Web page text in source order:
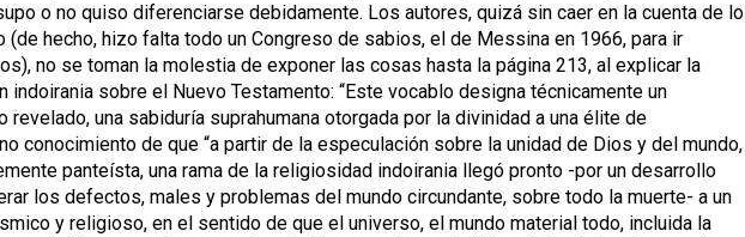
o no quiso diferenciarse debidamente. Los autores, quizá sin caer en la cuenta de lo
(de hecho, hizo falta todo un Congreso de sabios, el de Messina en 1966, para ir
no se toman la molestia de exponer las cosas hasta la página 213, al explicar la
indoirania sobre el Nuevo Testamento: “Este vocablo designa técnicamente un
una sabiduría suprahumana otorgada por la divinidad a una élite de
conocimiento de que “a partir de la especulación sobre la unidad de Dios y del mundo,
panteísta, una rama de la religiosidad indoirania llegó pronto -por un desarrollo
los defectos, males y problemas del mundo circundante, sobre todo la muerte- a un
y religioso, en el sentido de que el universo, el mundo material todo, incluida la